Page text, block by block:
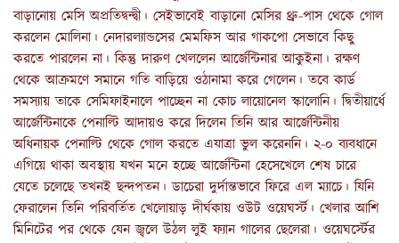
বাড়ানোয় মেসি অপ্রতিদ্বন্দ্বী। সেইভাবেই বাড়ানো মেসির থ্রু-পাস থেকে গোল
করলেন মোলিনা। নেদারল্যান্ডসের মেমফিস আর গাকপো সেভাবে কিছু
করতে পারলেন না। কিন্তু দারুণ খেললেন আর্জেন্টিনার আকুইনা। রক্ষণ
থেকে আক্রমণে সমানে গতি বাড়িয়ে ওঠানামা করে গেলেন। তবে কার্ড
সমস্যায় তাকে সেমিফাইনালে পাচ্ছেন না কোচ লায়োনেল স্কালোনি। দ্বিতীয়ার্ধে
আর্জেন্টিনাকে পেনাল্টি আদায়ও করে দিলেন তিনি আর আর্জেন্টিনীয়
অধিনায়ক পেনাল্টি থেকে গোল করতে এযাত্রা ভুল করেননি। ২-০ ব্যবধানে
এগিয়ে থাকা অবস্থায় যখন মনে হচ্ছে আর্জেন্টিনা হেসেখেলে শেষ চারে
যেতে চলেছে তখনই ছন্দপতন। ডাচেরা দুর্দান্তভাবে ফিরে এল ম্যাচে। যিনি
ফেরালেন তিনি পরিবর্তিত খেলোয়াড় দীর্ঘকায় ওউট ওয়েঘর্স্ট। খেলার আশি
মিনিটের পর থেকে যেন জ্বলে উঠল লুই ফ্যান গালের ছেলেরা। ওয়েঘর্স্টের